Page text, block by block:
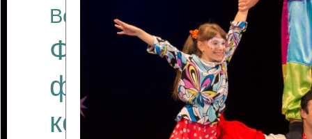
Все отчеты
Финал
фестиваля
коллективов